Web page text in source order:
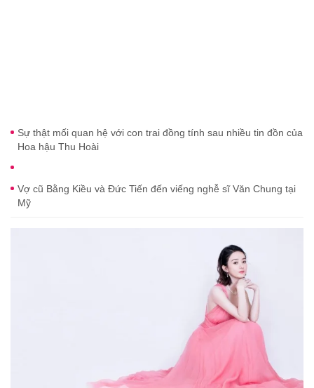
Sự thật mối quan hệ với con trai đồng tính sau nhiều tin đồn của
Hoa hậu Thu Hoài
Vợ cũ Bằng Kiều và Đức Tiến đến viếng nghễ sĩ Văn Chung tại
Mỹ